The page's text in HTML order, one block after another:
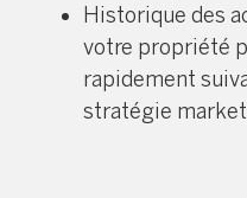
Historique des
votre propriété
rapidement
stratégie